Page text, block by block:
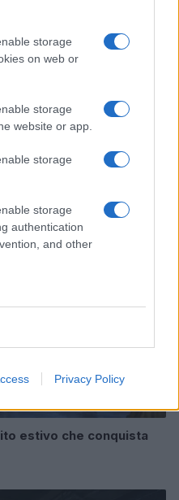
storage
on web or
storage
website or app.
storage
storage
authentication
and other
Privacy Policy
estivo che conquista